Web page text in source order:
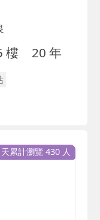
樓 20 年
累計瀏覽 430 人